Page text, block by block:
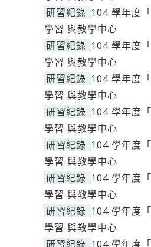
研習紀錄 104 學年度
學習 與教學中心
研習紀錄 104 學年度
學習 與教學中心
研習紀錄 104 學年度
學習 與教學中心
研習紀錄 104 學年度
學習 與教學中心
研習紀錄 104 學年度
學習 與教學中心
研習紀錄 104 學年度
學習 與教學中心
研習紀錄 104 學年度
學習 與教學中心
研習紀錄 104 學年度